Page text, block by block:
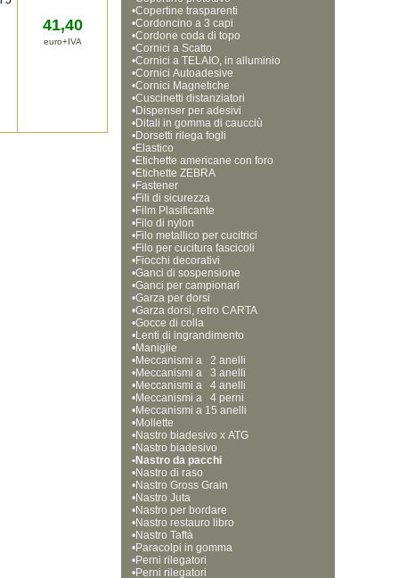
41,40
euro+IVA
•Copertine trasparenti
•Cordoncino a 3 capi
•Cordone coda di topo
•Cornici a Scatto
•Cornici a TELAIO, in alluminio
•Cornici Autoadesive
•Cornici Magnetiche
•Cuscinetti distanziatori
•Dispenser per adesivi
•Ditali in gomma di caucciù
•Dorsetti rilega fogli
•Elastico
•Etichette americane con foro
•Etichette ZEBRA
•Fastener
•Fili di sicurezza
•Film Plasificante
•Filo di nylon
•Filo metallico per cucitrici
•Filo per cucitura fascicoli
•Fiocchi decorativi
•Ganci di sospensione
•Ganci per campionari
•Garza per dorsi
•Garza dorsi, retro CARTA
•Gocce di colla
•Lenti di ingrandimento
•Maniglie
•Meccanismi a   2 anelli
•Meccanismi a   3 anelli
•Meccanismi a   4 anelli
•Meccanismi a   4 perni
•Meccanismi a 15 anelli
•Mollette
•Nastro biadesivo x ATG
•Nastro biadesivo
•Nastro da pacchi
•Nastro di raso
•Nastro Gross Grain
•Nastro Juta
•Nastro per bordare
•Nastro restauro libro
•Nastro Taftà
•Paracolpi in gomma
•Perni rilegatori
•Perni rilegatori